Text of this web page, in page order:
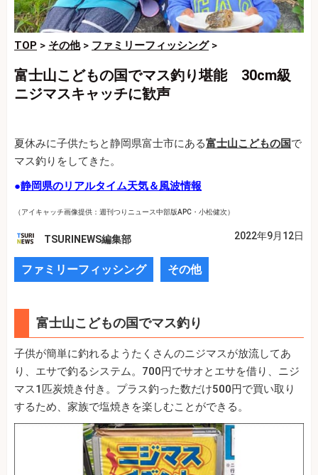
TOP > その他> ファミリーフィッシング>
富士山こどもの国でマス釣り堪能 30cm級
ニジマスキャッチに歓声
夏休みに子供たちと静岡県富士市にある富士山こどもの国で
マス釣りをしてきた。
●静岡県のリアルタイム天気＆風波情報
（アイキャッチ画像提供：週刊つりニュース中部版APC・小松健次）
TSURINEWS編集部 2022年9月12日
ファミリーフィッシング その他
富士山こどもの国でマス釣り
子供が簡単に釣れるようたくさんのニジマスが放流してあ
り、エサで釣るシステム。700円でサオとエサを借り、ニジ
マス1匹炭焼き付き。プラス釣った数だけ500円で買い取り
するため、家族で塩焼きを楽しむことができる。